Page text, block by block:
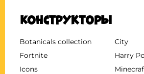
Конструкторы
Botanicals collection
City
Fortnite
Harry
Icons